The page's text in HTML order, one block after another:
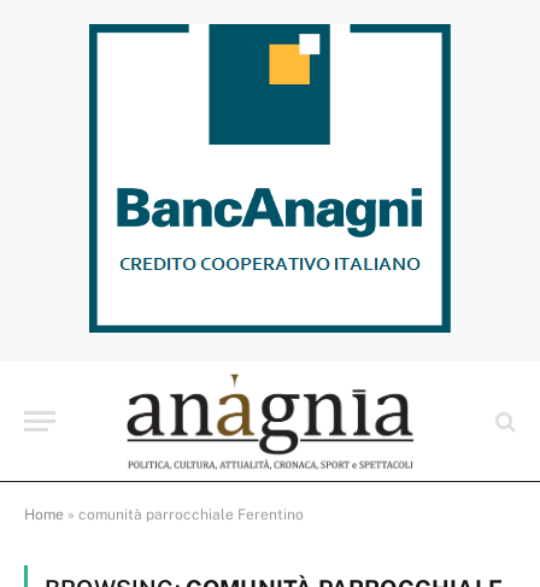
Home » comunità parrocchiale Ferentino